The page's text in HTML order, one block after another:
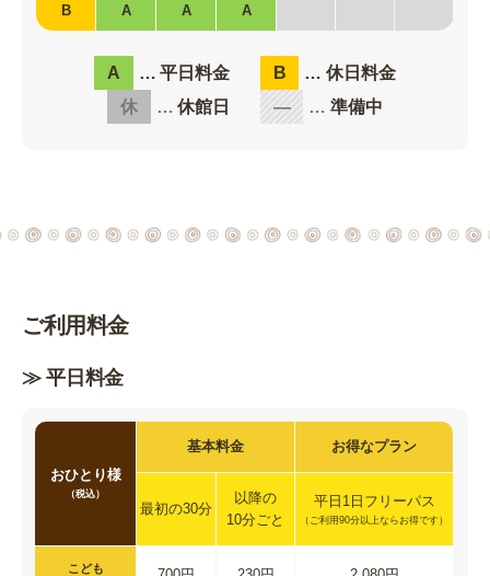
B A A A
A 平日料金 B
休日料金
休
休館日 ― 準備中
ご利用料金
≫ 平日料金
おひとり様
（税込）
基本料金 お得なプラン
最初の30分
以降の
10分ごと
平日1日 フリーパス
（ご利用90分以上ならお得です）
こども